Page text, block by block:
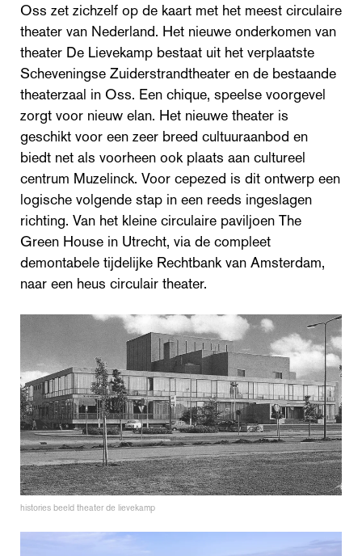
Oss zet zichzelf op de kaart met het meest circulaire
theater van Nederland. Het nieuwe onderkomen van
theater De Lievekamp bestaat uit het verplaatste
Scheveningse Zuiderstrandtheater en de bestaande
theaterzaal in Oss. Een chique, speelse voorgevel
zorgt voor nieuw elan. Het nieuwe theater is
geschikt voor een zeer breed cultuuraanbod en
biedt net als voorheen ook plaats aan cultureel
centrum Muzelinck. Voor cepezed is dit ontwerp een
logische volgende stap in een reeds ingeslagen
richting. Van het kleine circulaire paviljoen The
Green House in Utrecht, via de compleet
demontabele tijdelijke Rechtbank van Amsterdam,
naar een heus circulair theater.
histories beeld theater de lievekamp